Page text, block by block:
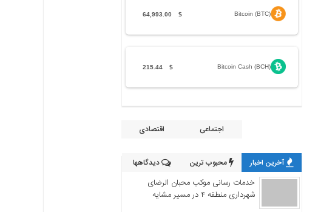
Bitcoin (BTC)
$
64,993.00
Bitcoin Cash (BCH)
$
215.44
اجتماعی اقتصادی
آخرین اخبار محبوب ترین دیدگاهها
خدمات رسانی موکب محبان الرضای
شهرداری منطقه ۴ در مسیر مشایه